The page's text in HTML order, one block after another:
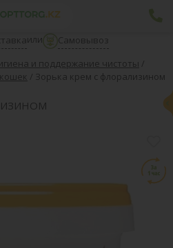
или
Самовывоз
и поддержание чистоты /
/ Зорька крем с флорализином